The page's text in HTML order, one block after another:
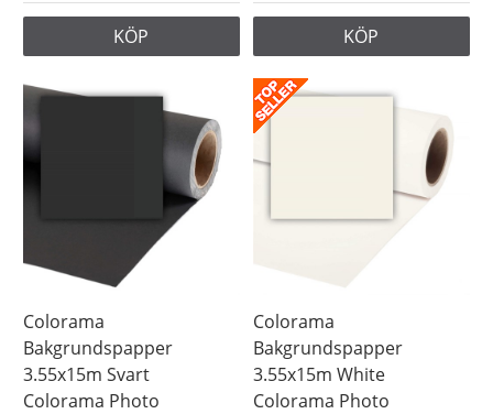
KÖP KÖP
Colorama
Bakgrundspapper
3.55x15m Svart
Colorama Photo
Colorama
Bakgrundspapper
3.55x15m White
Colorama Photo